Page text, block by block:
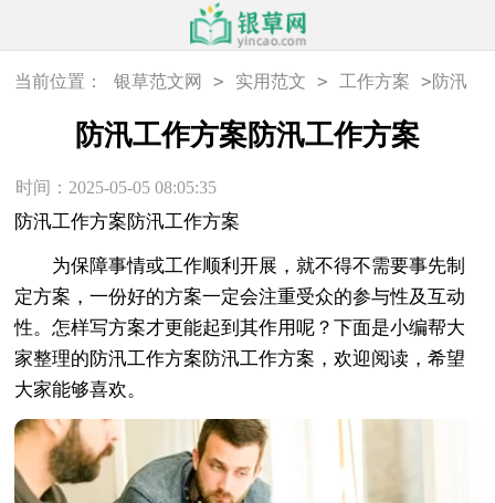
当前位置： 银草范文网 > 实用范文 > 工作方案 >防汛
工作方案防汛工作方案
防汛工作方案防汛工作方案
时间：2025-05-05 08:05:35
防汛工作方案防汛工作方案
为保障事情或工作顺利开展，就不得不需要事先制
定方案，一份好的方案一定会注重受众的参与性及互动
性。怎样写方案才更能起到其作用呢？下面是小编帮大
家整理的防汛工作方案防汛工作方案，欢迎阅读，希望
大家能够喜欢。